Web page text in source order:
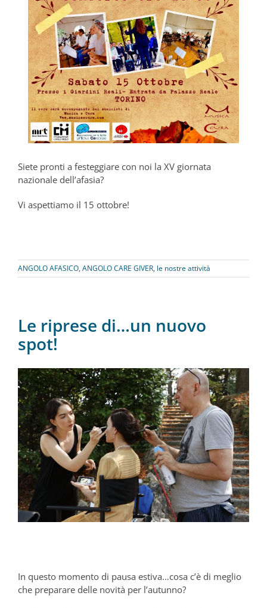
Siete pronti a festeggiare con noi la XV giornata
nazionale dell’afasia?
Vi aspettiamo il 15 ottobre!
ANGOLO AFASICO, ANGOLO CARE GIVER, le nostre attività
Le riprese di…un nuovo
spot!
In questo momento di pausa estiva…cosa c’è di meglio
che preparare delle novità per l’autunno?